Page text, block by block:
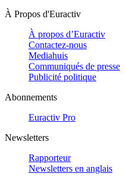
À Propos d'Euractiv
À propos d’Euractiv
Contactez-nous
Mediahuis
Communiqués de presse
Publicité politique
Abonnements
Euractiv Pro
Newsletters
Rapporteur
Newsletters en anglais